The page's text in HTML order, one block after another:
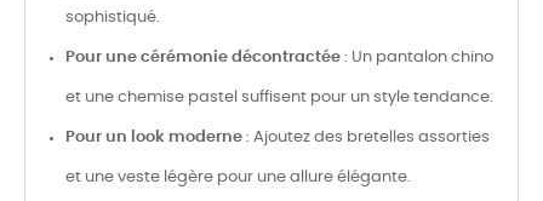
sophistiqué.
Pour une cérémonie décontractée : Un pantalon chino
et une chemise pastel suffisent pour un style tendance.
Pour un look moderne : Ajoutez des bretelles assorties
et une veste légère pour une allure élégante.